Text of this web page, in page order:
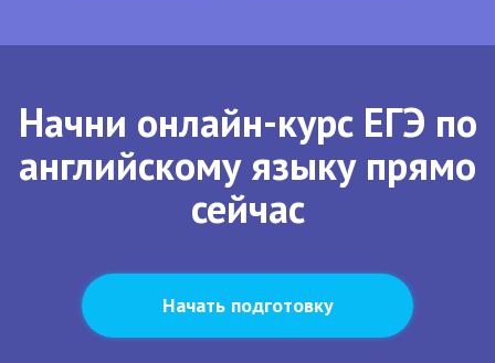
Начни онлайн-курс ЕГЭ по
английскому языку прямо
сейчас
Начать подготовку